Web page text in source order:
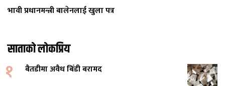
भावी प्रधानमन्त्री बालेनलाई खुला पत्र
साताको लोकप्रिय
१ बैतडीमा अवैध बिँडी बरामद